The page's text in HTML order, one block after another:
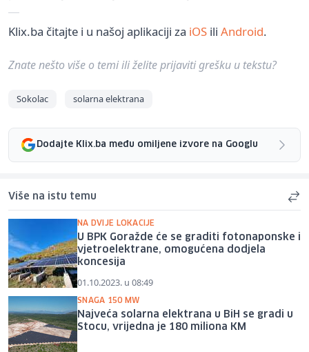
Klix.ba čitajte i u našoj aplikaciji za iOS ili Android.
Znate nešto više o temi ili želite prijaviti grešku u tekstu?
Sokolac solarna elektrana
Dodajte Klix.ba među omiljene izvore na Googlu
Više na istu temu
NA DVIJE LOKACIJE
U BPK Goražde će se graditi fotonaponske i
vjetroelektrane, omogućena dodjela
koncesija
01.10.2023. u 08:49
SNAGA 150 MW
Najveća solarna elektrana u BiH se gradi u
Stocu, vrijedna je 180 miliona KM